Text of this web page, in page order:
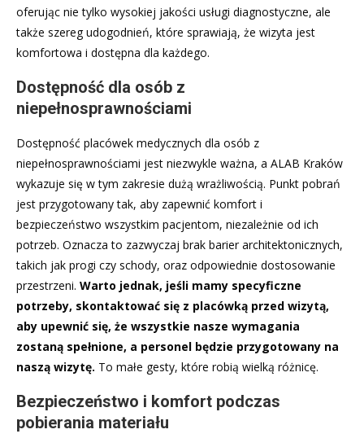
oferując nie tylko wysokiej jakości usługi diagnostyczne, ale
także szereg udogodnień, które sprawiają, że wizyta jest
komfortowa i dostępna dla każdego.
Dostępność dla osób z
niepełnosprawnościami
Dostępność placówek medycznych dla osób z
niepełnosprawnościami jest niezwykle ważna, a ALAB Kraków
wykazuje się w tym zakresie dużą wrażliwością. Punkt pobrań
jest przygotowany tak, aby zapewnić komfort i
bezpieczeństwo wszystkim pacjentom, niezależnie od ich
potrzeb. Oznacza to zazwyczaj brak barier architektonicznych,
takich jak progi czy schody, oraz odpowiednie dostosowanie
przestrzeni. Warto jednak, jeśli mamy specyficzne
potrzeby, skontaktować się z placówką przed wizytą,
aby upewnić się, że wszystkie nasze wymagania
zostaną spełnione, a personel będzie przygotowany na
naszą wizytę. To małe gesty, które robią wielką różnicę.
Bezpieczeństwo i komfort podczas
pobierania materiału